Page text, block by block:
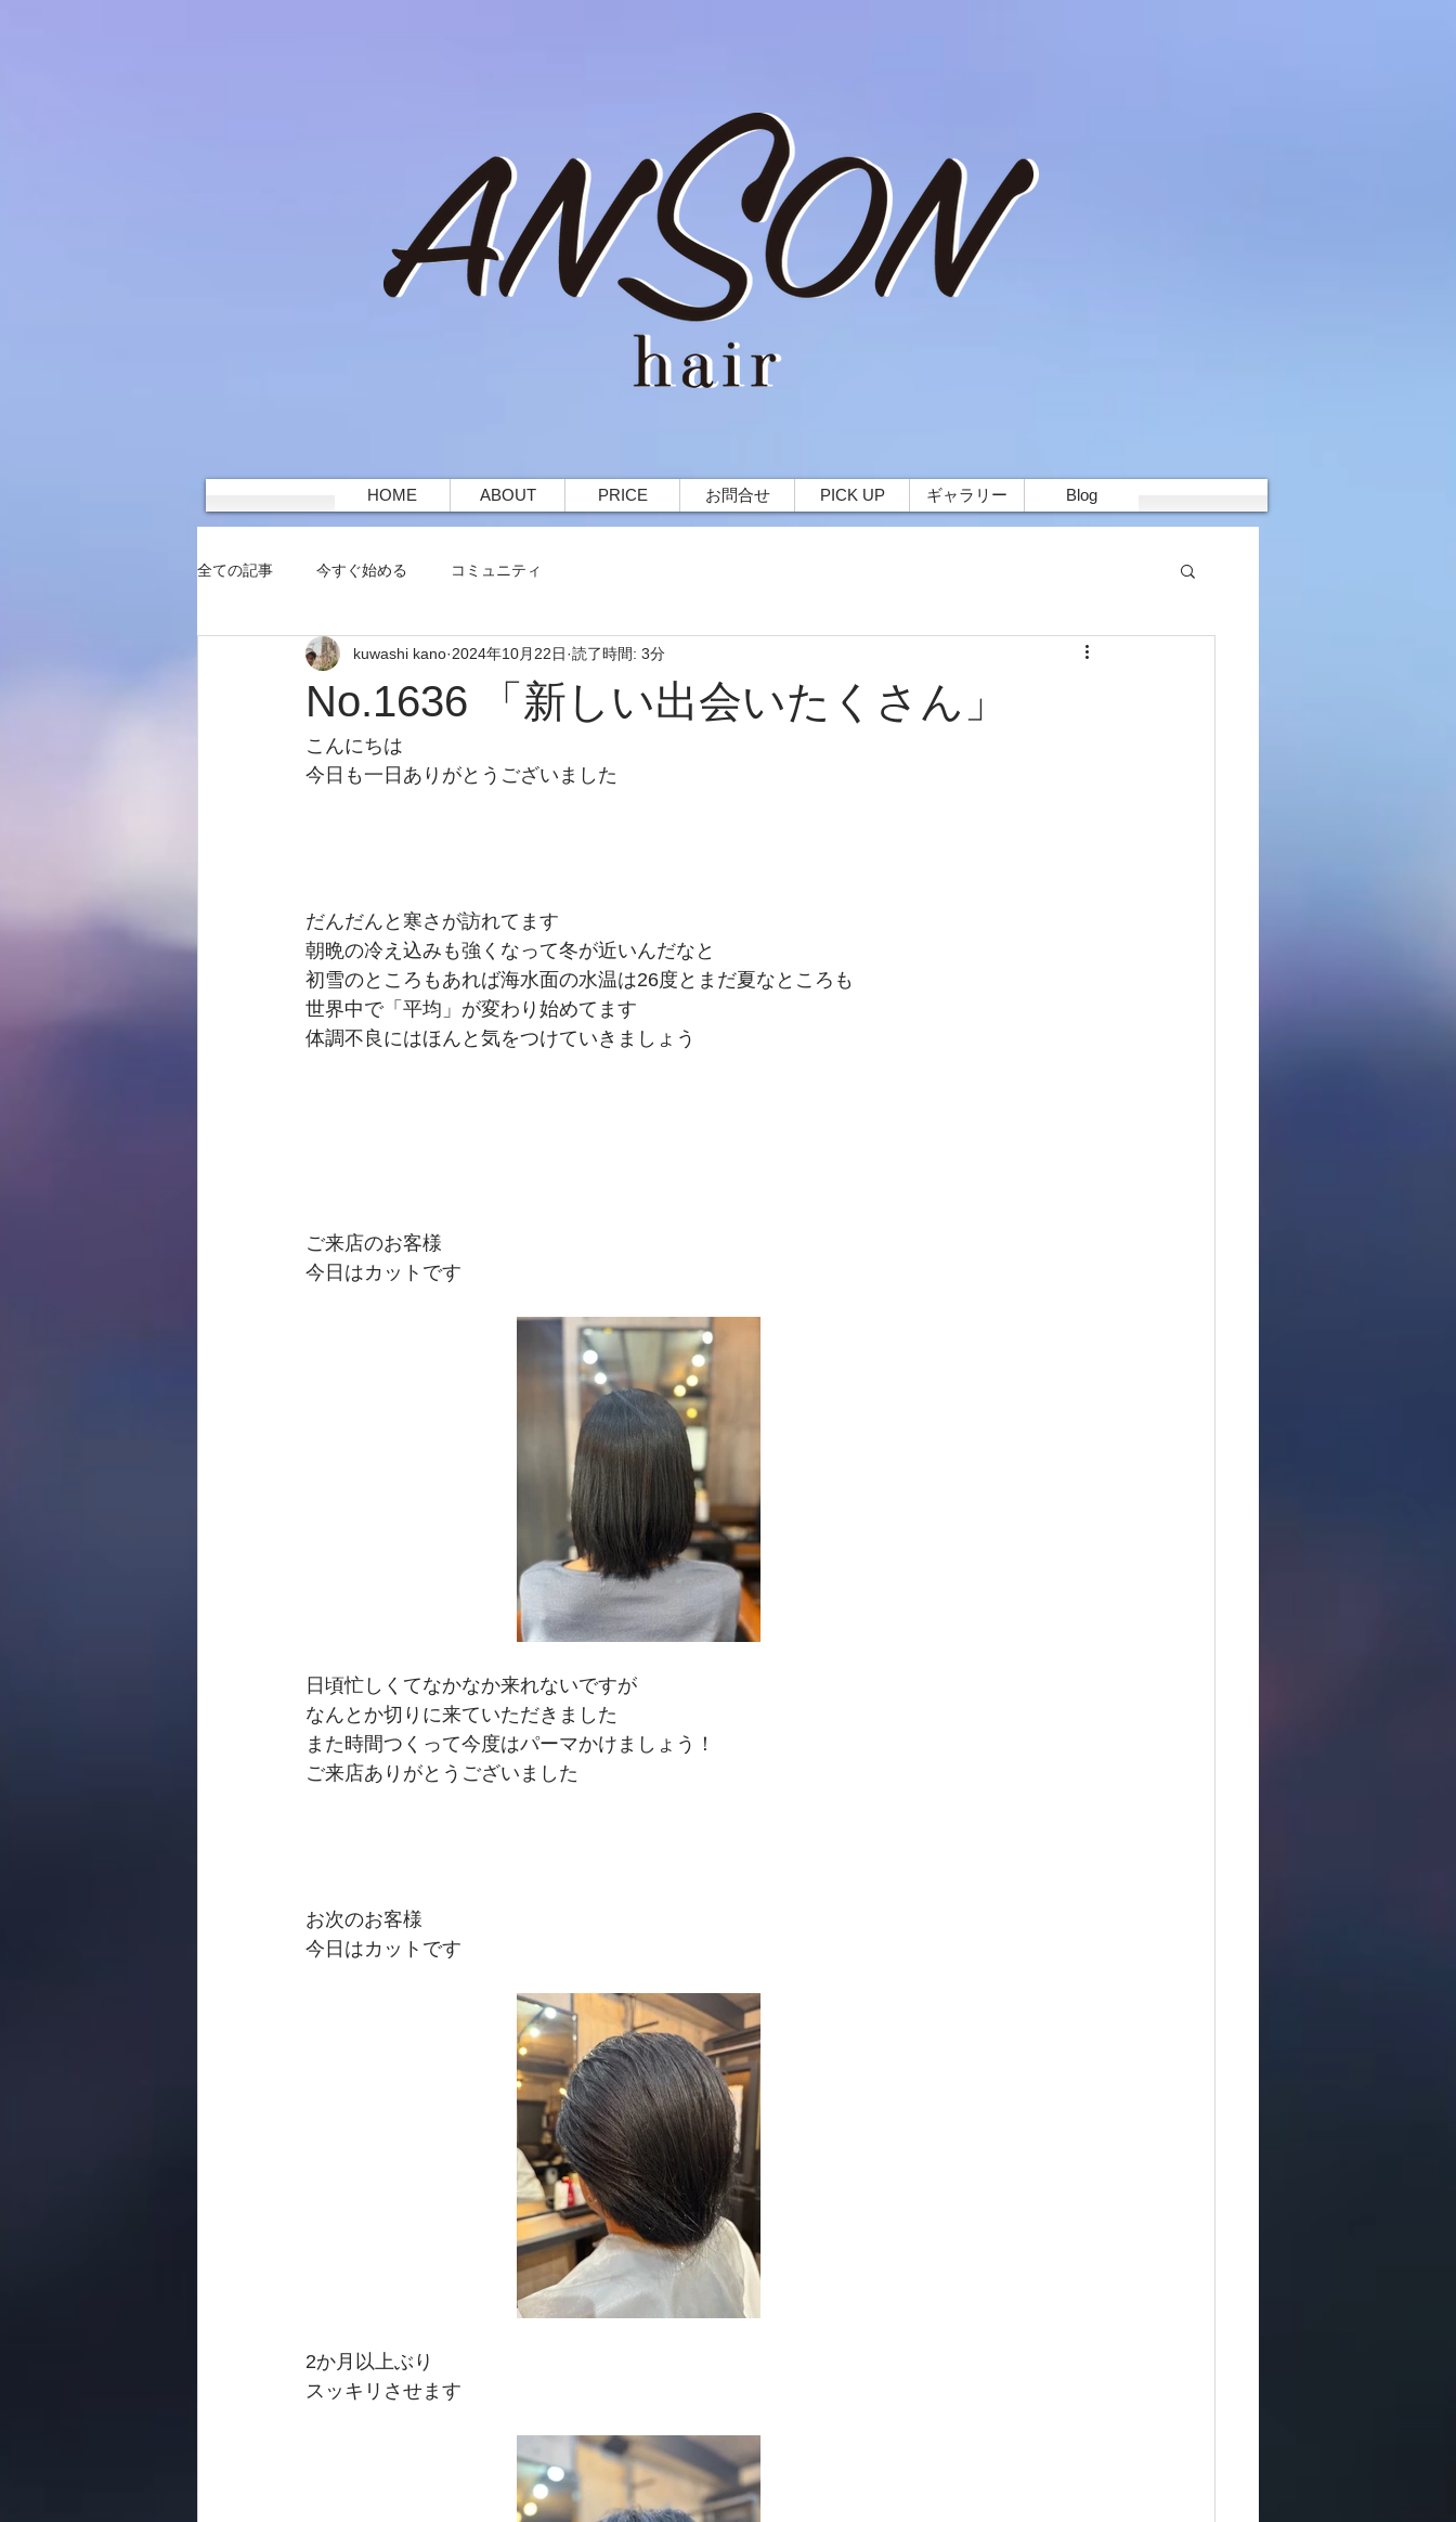
HOME ABOUT PRICE お問合せ PICK UP ギャラリー Blog
全ての記事 今すぐ始める コミュニティ
No.1636 「新しい出会いたくさん」
kuwashi kano 2024年10月22日 読了時間: 3分
こんにちは
今日も一日ありがとうございました
だんだんと寒さが訪れてます
朝晩の冷え込みも強くなって冬が近いんだなと
初雪のところもあれば海水面の水温は26度とまだ夏なところも
世界中で「平均」が変わり始めてます
体調不良にはほんと気をつけていきましょう
ご来店のお客様
今日はカットです
日頃忙しくてなかなか来れないですが
なんとか切りに来ていただきました
また時間つくって今度はパーマかけましょう！
ご来店ありがとうございました
お次のお客様
今日はカットです
2か月以上ぶり
スッキリさせます